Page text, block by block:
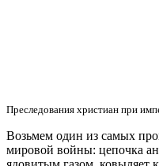
Преследования христиан при
Возьмем один из самых
мировой войны: цепочка